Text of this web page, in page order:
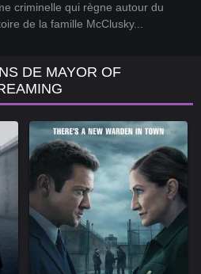
criminelle qui règne autour du
de la famille McClusky...
DE MAYOR OF